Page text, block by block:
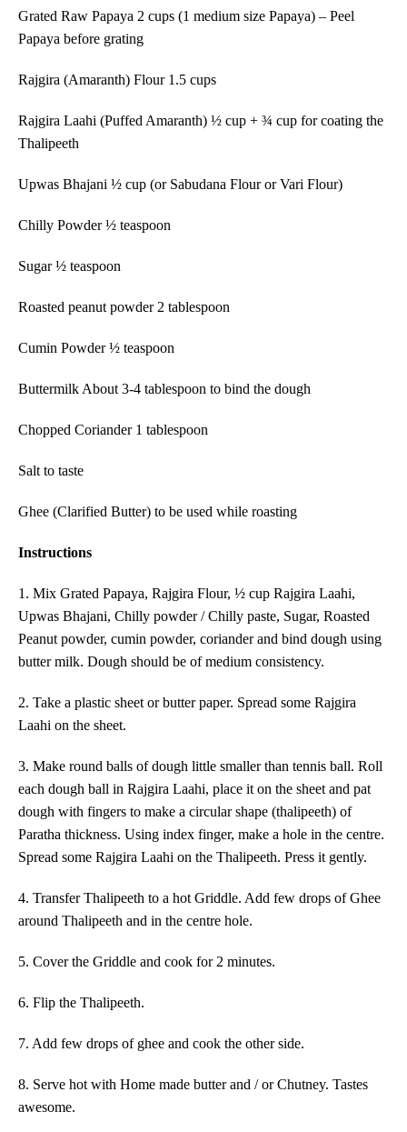
Grated Raw Papaya 2 cups (1 medium size Papaya) – Peel
Papaya before grating
Rajgira (Amaranth) Flour 1.5 cups
Rajgira Laahi (Puffed Amaranth) ½ cup + ¾ cup for coating the
Thalipeeth
Upwas Bhajani ½ cup (or Sabudana Flour or Vari Flour)
Chilly Powder ½ teaspoon
Sugar ½ teaspoon
Roasted peanut powder 2 tablespoon
Cumin Powder ½ teaspoon
Buttermilk About 3-4 tablespoon to bind the dough
Chopped Coriander 1 tablespoon
Salt to taste
Ghee (Clarified Butter) to be used while roasting
Instructions
1 . Mix Grated Papaya, Rajgira Flour, ½ cup Rajgira Laahi,
Upwas Bhajani, Chilly powder / Chilly paste, Sugar, Roasted
Peanut powder, cumin powder, corianderand bind dough using
butter milk. Dough should be of medium consistency.
2. Take a plastic sheet or butter paper. Spread some Rajgira
Laahi on the sheet.
3. Make round balls of dough little smaller than tennis ball. Roll
each dough ball in Rajgira Laahi, place it on the sheet and pat
dough with fingers to make a circular shape (thalipeeth) of
Paratha thickness. Using index finger, make a hole in the centre.
Spread some Rajgira Laahi on the Thalipeeth. Press it gently.
4. Transfer Thalipeeth to a hot Griddle. Add few drops ofGhee
around Thalipeeth and in the centre hole.
5. Cover the Griddle and cook for 2 minutes.
6. Flip the Thalipeeth.
7. Add few drops of ghee and cook the other side.
8. Serve hot with Home made butter and / or Chutney. Tastes
awesome.